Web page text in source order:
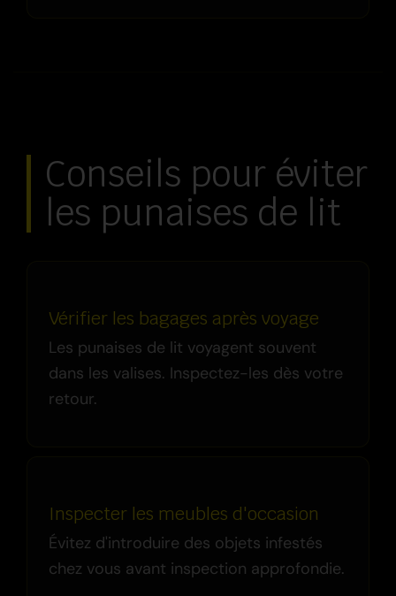
Conseils pour éviter
les punaises de lit
Vérifier les bagages après voyage
Les punaises de lit voyagent souvent
dans les valises. Inspectez-les dès votre
retour.
Inspecter les meubles d'occasion
Évitez d'introduire des objets infestés
chez vous avant inspection approfondie.